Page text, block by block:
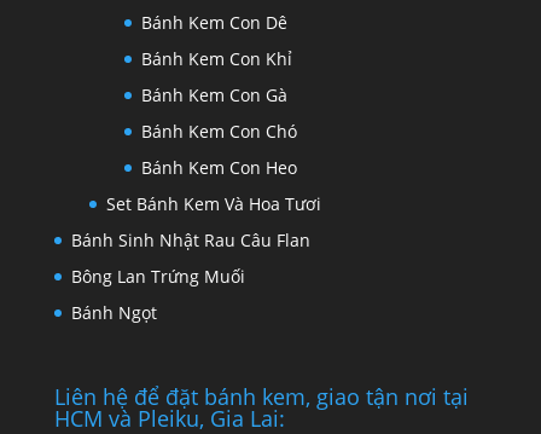
Bánh Kem Con Dê
Bánh Kem Con Khỉ
Bánh Kem Con Gà
Bánh Kem Con Chó
Bánh Kem Con Heo
Set Bánh Kem Và Hoa Tươi
Bánh Sinh Nhật Rau Câu Flan
Bông Lan Trứng Muối
Bánh Ngọt
Liên hệ để đặt bánh kem, giao tận nơi tại
HCM và Pleiku, Gia Lai: